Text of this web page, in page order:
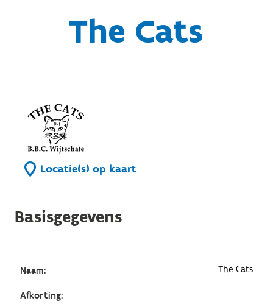
The Cats
Locatie(s) op kaart
Basisgegevens
Naam: The Cats
Afkorting: